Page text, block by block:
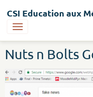
CSI Education aux
Nuts n Bolts